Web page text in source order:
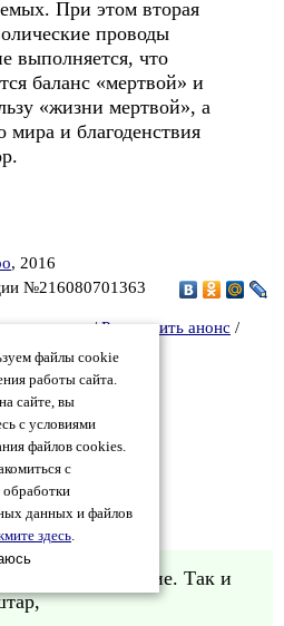
При этом вторая
проводы
выполняется, что
баланс «мертвой» и
«жизни мертвой», а
мира и благоденствия
, 2016
№216080701363
печати /Разместить анонс /
Галина Батуро
произведение. Так и
файлы cookie
работы сайта.
сайте, вы
с условиями
файлов cookies.
с
данных и файлов
здесь.